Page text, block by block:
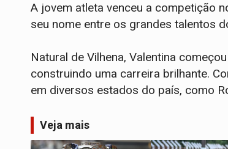
A jovem atleta venceu a competição
seu nome entre os grandes talentos
Natural de Vilhena, Valentina
construindo uma carreira brilhante.
em diversos estados do país, como
Veja mais